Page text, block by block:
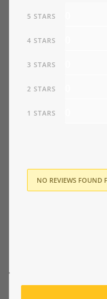
5 STARS
4 STARS
3 STARS
2 STARS
1 STARS
NO REVIEWS FOUND